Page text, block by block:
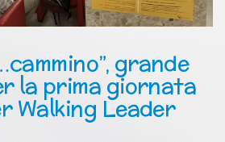
grande
la prima giornata
Walking Leader